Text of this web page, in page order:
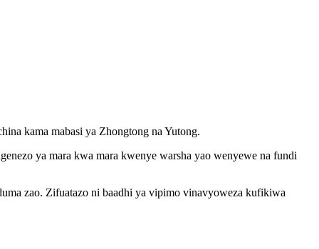
kama mabasi ya Zhongtong na Yutong.
ya mara kwa mara kwenye warsha yao wenyewe na fundi
zao. Zifuatazo ni baadhi ya vipimo vinavyoweza kufikiwa